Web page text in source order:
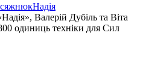
Надія